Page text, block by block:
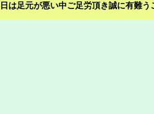
足元が悪い中ご足労頂き誠に有難う